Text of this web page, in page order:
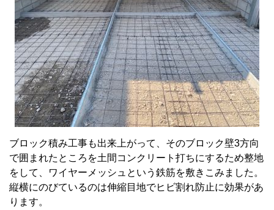
ブロック積み工事も出来上がって、そのブロック壁3方向
で囲まれたところを土間コンクリート打ちにするため整地
をして、ワイヤーメッシュという鉄筋を敷きこみました。
縦横にのびているのは伸縮目地でヒビ割れ防止に効果があ
ります。